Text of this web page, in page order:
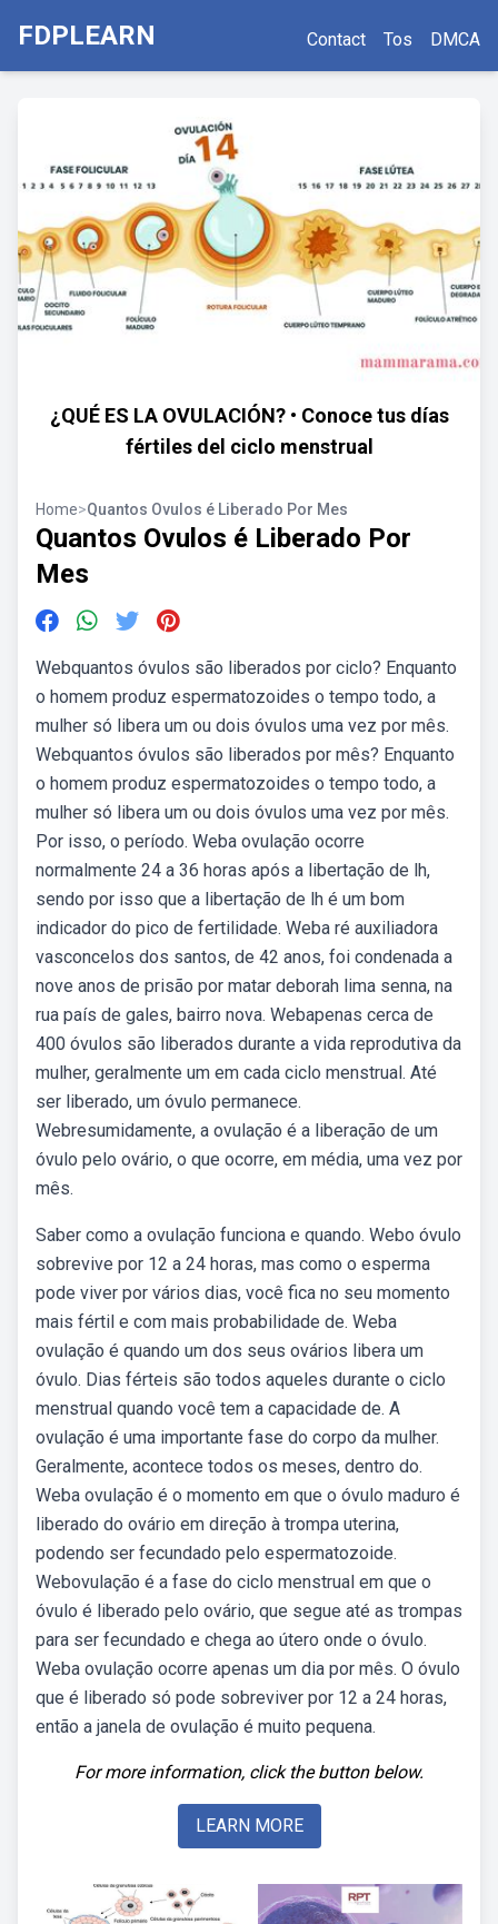
FDPLEARN Contact Tos DMCA
¿QUÉ ES LA OVULACIÓN? • Conoce tus días
fértiles del ciclo menstrual
Home>Quantos Ovulos é Liberado Por Mes
Quantos Ovulos é Liberado Por
Mes
Webquantos óvulos são liberados por ciclo? Enquanto
o homem produz espermatozoides o tempo todo, a
mulher só libera um ou dois óvulos uma vez por mês.
Webquantos óvulos são liberados por mês? Enquanto
o homem produz espermatozoides o tempo todo, a
mulher só libera um ou dois óvulos uma vez por mês.
Por isso, o período. Weba ovulação ocorre
normalmente 24 a 36 horas após a libertação de lh,
sendo por isso que a libertação de lh é um bom
indicador do pico de fertilidade. Weba ré auxiliadora
vasconcelos dos santos, de 42 anos, foi condenada a
nove anos de prisão por matar deborah lima senna, na
rua país de gales, bairro nova. Webapenas cerca de
400 óvulos são liberados durante a vida reprodutiva da
mulher, geralmente um em cada ciclo menstrual. Até
ser liberado, um óvulo permanece.
Webresumidamente, a ovulação é a liberação de um
óvulo pelo ovário, o que ocorre, em média, uma vez por
mês.
Saber como a ovulação funciona e quando. Webo óvulo
sobrevive por 12 a 24 horas, mas como o esperma
pode viver por vários dias, você fica no seu momento
mais fértil e com mais probabilidade de. Weba
ovulação é quando um dos seus ovários libera um
óvulo. Dias férteis são todos aqueles durante o ciclo
menstrual quando você tem a capacidade de. A
ovulação é uma importante fase do corpo da mulher.
Geralmente, acontece todos os meses, dentro do.
Weba ovulação é o momento em que o óvulo maduro é
liberado do ovário em direção à trompa uterina,
podendo ser fecundado pelo espermatozoide.
Webovulação é a fase do ciclo menstrual em que o
óvulo é liberado pelo ovário, que segue até as trompas
para ser fecundado e chega ao útero onde o óvulo.
Weba ovulação ocorre apenas um dia por mês. O óvulo
que é liberado só pode sobreviver por 12 a 24 horas,
então a janela de ovulação é muito pequena.
For more information, click the button below.
LEARN MORE